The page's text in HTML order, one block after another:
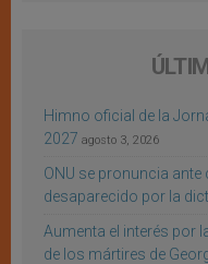
Himno oficial de la
2027 agosto 3, 2026
ONU se pronuncia
desaparecido por la
Aumenta el interés por
de los mártires de